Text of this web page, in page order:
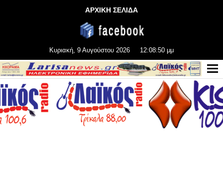
ΑΡΧΙΚΗ ΣΕΛΙΔΑ
Κυριακή, 9 Αυγούστου 2026 12:08:51 μμ